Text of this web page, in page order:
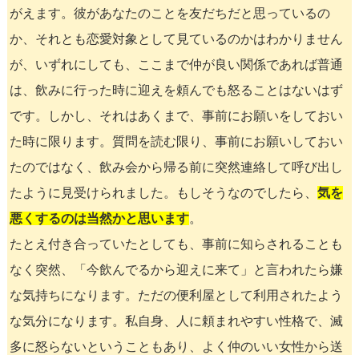
がえます。彼があなたのことを友だちだと思っているの
か、それとも恋愛対象として見ているのかはわかりません
が、いずれにしても、ここまで仲が良い関係であれば普通
は、飲みに行った時に迎えを頼んでも怒ることはないはず
です。しかし、それはあくまで、事前にお願いをしておい
た時に限ります。質問を読む限り、事前にお願いしておい
たのではなく、飲み会から帰る前に突然連絡して呼び出し
たように見受けられました。もしそうなのでしたら、 気を
悪くするのは当然かと思います。
たとえ付き合っていたとしても、事前に知らされることも
なく突然、「今飲んでるから迎えに来て」と言われたら嫌
な気持ちになります。ただの便利屋として利用されたよう
な気分になります。私自身、人に頼まれやすい性格で、滅
多に怒らないということもあり、よく仲のいい女性から送